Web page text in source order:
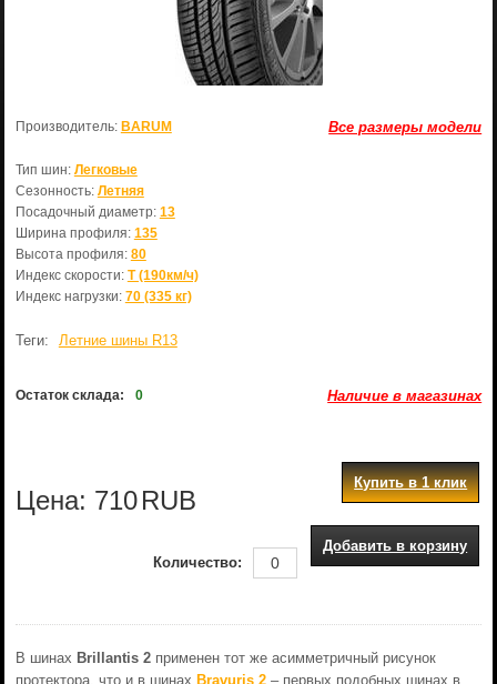
Все размеры модели
Производитель: BARUM
Тип шин: Легковые
Сезонность: Летняя
Посадочный диаметр: 13
Ширина профиля: 135
Высота профиля: 80
Индекс скорости: T (190км/ч)
Индекс нагрузки: 70 (335 кг)
Теги: Летние шины R13
Остаток склада: 0 Наличие в магазинах
Цена: 710RUB
Купить в 1 клик
Добавить в корзину
Количество:
В шинах Brillantis 2применен тот же асимметричный рисунок
протектора, что и в шинах Bravuris 2– первых подобных шинах в